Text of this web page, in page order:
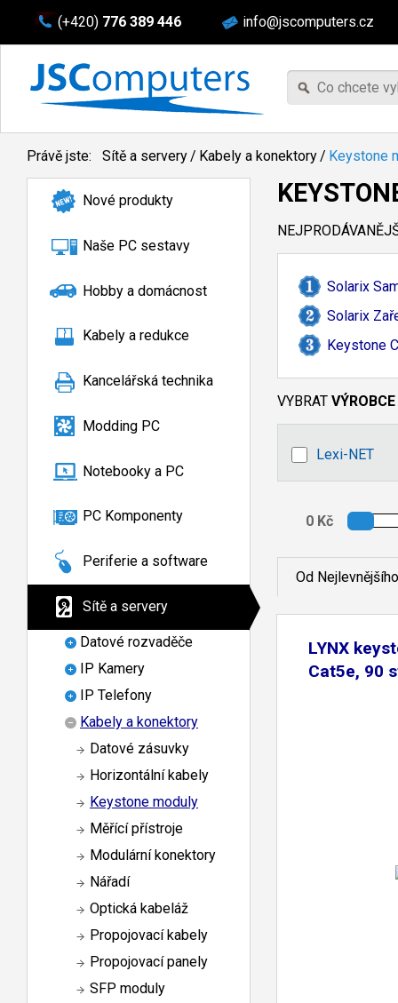
(+420) 776 389 446 info@jscomputers.cz
Právě jste: Sítě a servery/ Kabely a konektory/ Keystone
Nové produkty
Naše PC sestavy
Hobby a domácnost
Kabely a redukce
Kancelářská technika
Modding PC
Notebooky a PC
PC Komponenty
Periferie a software
Sítě a servery
Datové rozvaděče
IP Kamery
IP Telefony
Kabely a konektory
Datové zásuvky
Horizontální kabely
Keystone moduly
Měřící přístroje
Modulární konektory
Nářadí
Optická kabeláž
Propojovací kabely
Propojovací panely
SFP moduly
Solarix
Solarix
Keystone
VYBRAT VÝROBCE
Lexi-NET
Od Nejlevnějšího
LYNX
Cat5e, 90